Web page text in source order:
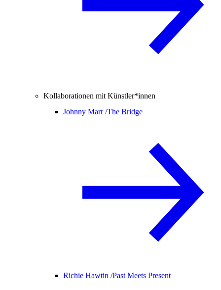
Kollaborationen mit Künstler*innen
Johnny Marr /The Bridge
Richie Hawtin /Past Meets Present